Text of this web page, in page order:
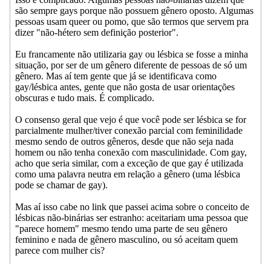
são sempre gays porque não possuem gênero oposto. Algumas
pessoas usam queer ou pomo, que são termos que servem pra
dizer "não-hétero sem definição posterior".
Eu francamente não utilizaria gay ou lésbica se fosse a minha
situação, por ser de um gênero diferente de pessoas de só um
gênero. Mas aí tem gente que já se identificava como
gay/lésbica antes, gente que não gosta de usar orientações
obscuras e tudo mais. É complicado.
O consenso geral que vejo é que você pode ser lésbica se for
parcialmente mulher/tiver conexão parcial com feminilidade
mesmo sendo de outros gêneros, desde que não seja nada
homem ou não tenha conexão com masculinidade. Com gay,
acho que seria similar, com a exceção de que gay é utilizada
como uma palavra neutra em relação a gênero (uma lésbica
pode se chamar de gay).
Mas aí isso cabe no link que passei acima sobre o conceito de
lésbicas não-binárias ser estranho: aceitariam uma pessoa que
"parece homem" mesmo tendo uma parte de seu gênero
feminino e nada de gênero masculino, ou só aceitam quem
parece com mulher cis?